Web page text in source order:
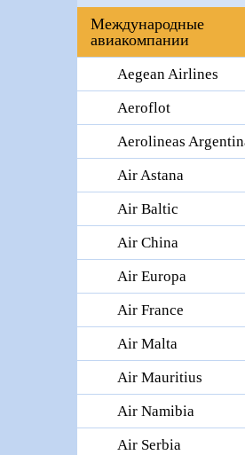
Международные
авиакомпании
Aegean Airlines
Aeroflot
Aerolineas
Air Astana
Air Baltic
Air China
Air Europa
Air France
Air Malta
Air Mauritius
Air Namibia
Air Serbia